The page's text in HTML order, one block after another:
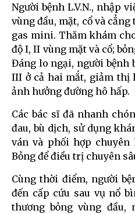
Người bệnh L.V.N., nhập
vùng đầu, mặt, cổ và
gas mini. Thăm khám
độ I, II vùng mặt và cổ;
Đáng lo ngại, người bệnh
III ở cả hai mắt, giảm thị
ảnh hưởng đường hô hấp.
Các bác sĩ đã nhanh
đau, bù dịch, sử dụng
ván và phối hợp chuyên
Bỏng để điều trị chuyên
Cùng thời điểm, người
đến cấp cứu sau vụ nổ
thương bỏng vùng đầu,